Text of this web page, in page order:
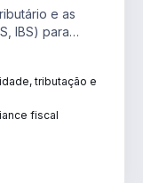
e as
IBS) para
tributação e
fiscal